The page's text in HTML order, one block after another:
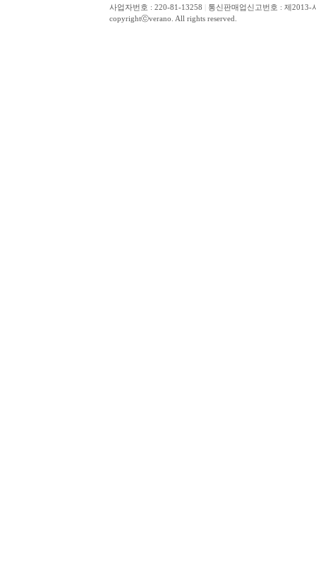
사업자번호 : 220-81-13258
통신판매업신고번호 : 제2013-
copyrightⓒverano. All rights reserved.